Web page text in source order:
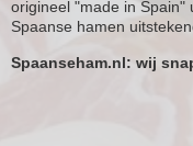
origineel "made in Spain"
Spaanse hamen
Spaanseham.nl: wij